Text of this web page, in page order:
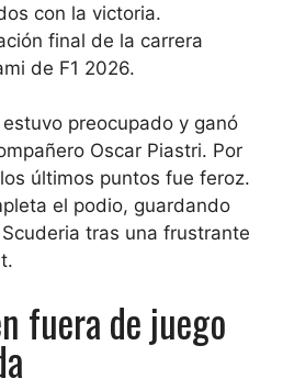
con la victoria.
final de la carrera
de F1 2026.
preocupado y ganó
Oscar Piastri. Por
últimos puntos fue feroz.
el podio, guardando
tras una frustrante
fuera de juego